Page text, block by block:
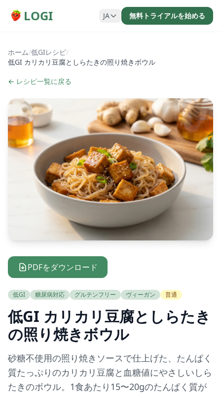
LOGI JA 無料トライアルを始める
ホーム/低GIレシピ/
低GI カリカリ豆腐としらたきの照り焼きボウル
← レシピ一覧に戻る
PDFをダウンロード
低GI 糖尿病対応 グルテンフリー ヴィーガン 普通
低GI カリカリ豆腐としらたき
の照り焼きボウル
砂糖不使用の照り焼きソースで仕上げた、たんぱく
質たっぷりのカリカリ豆腐と血糖値にやさしいしら
たきのボウル。1食あたり15〜20gのたんぱく質が